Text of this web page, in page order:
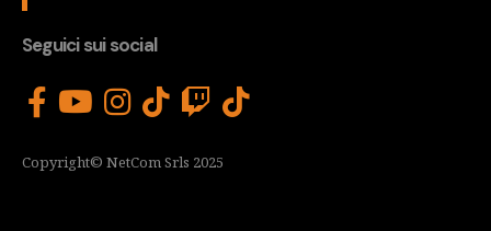
Seguici sui social
Copyright© NetCom Srls 2025